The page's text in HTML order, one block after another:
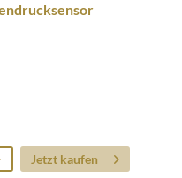
Jetzt kaufen